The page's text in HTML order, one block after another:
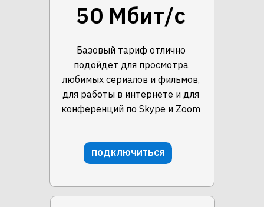
50 Мбит/с
Базовый тариф отлично
подойдет для просмотра
любимых сериалов и фильмов,
для работы в интернете и для
конференций по Skype и Zoom
ПОДКЛЮЧИТЬСЯ